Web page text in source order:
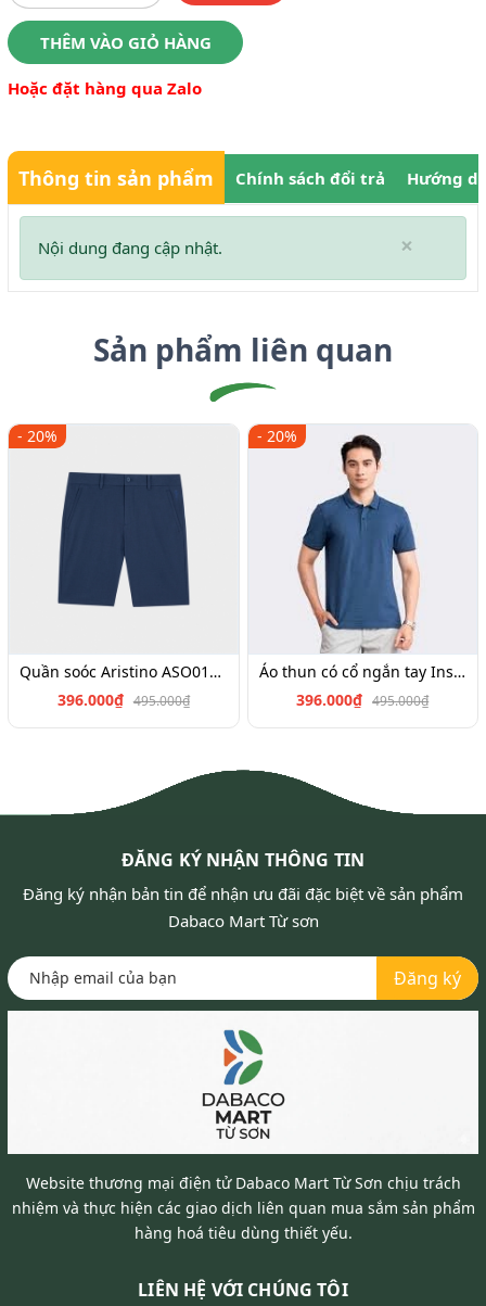
THÊM VÀO GIỎ HÀNG
Hoặc đặt hàng qua Zalo
Thông tin sản phẩm Chính sách đổi trả Hướng
×
Nội dung đang cập nhật.
Sản phẩm liên quan
- 20%
Quần soóc Aristino ASO017S3,Insidemen SO026S3,ISO025S3
396.000₫ 495.000₫
- 20%
Áo thun có cổ ngắn tay Insidemen IPS040S3, IPS034S3,IPS022S3,IPS019S3,IPS064S2
396.000₫ 495.000₫
ĐĂNG KÝ NHẬN THÔNG TIN
Đăng ký nhận bản tin để nhận ưu đãi đặc biệt về sản phẩm
Dabaco Mart Từ sơn
Đăng ký
Website thương mại điện tử Dabaco Mart Từ Sơn chịu trách
nhiệm và thực hiện các giao dịch liên quan mua sắm sản phẩm
hàng hoá tiêu dùng thiết yếu.
LIÊN HỆ VỚI CHÚNG TÔI